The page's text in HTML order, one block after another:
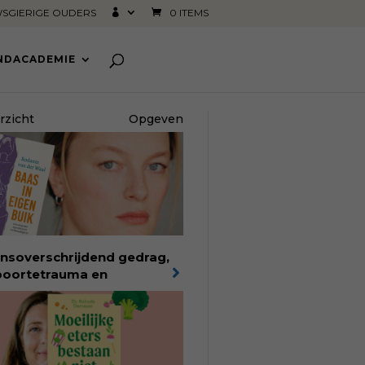
OUDERS 0 ITEMS
Opgeven
gedrag,
en
in de
in Baas in eigen
verbindt filosoof en
Rodante van der
persoonlijke ervaringen